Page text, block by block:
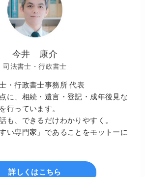
今井 康介
司法書士・行政書士
・行政書士事務所 代表
に、相続・遺言・登記・成年後見な
行っています。
も、できるだけわかりやすく。
い専門家」であることをモットーに
詳しくはこちら